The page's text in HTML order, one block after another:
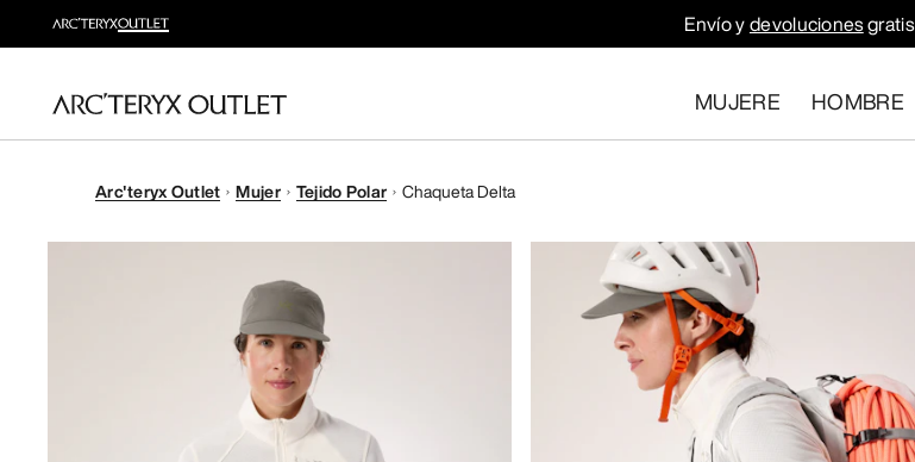
Envío ydevolucionesgratis
MUJERE HOMBRE
Arc'teryx Outlet Mujer Tejido Polar Chaqueta Delta